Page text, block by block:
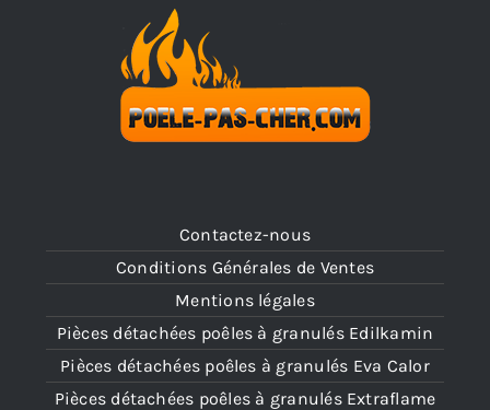
Contactez-nous
Conditions Générales de Ventes
Mentions légales
Pièces détachées poêles à granulés Edilkamin
Pièces détachées poêles à granulés Eva Calor
Pièces détachées poêles à granulés Extraflame